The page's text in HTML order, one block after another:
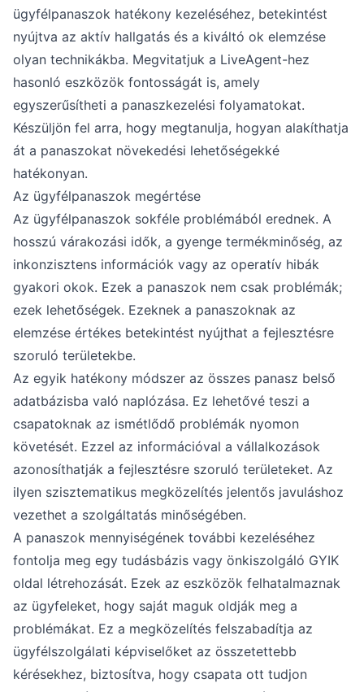
ügyfélpanaszok hatékony kezeléséhez, betekintést
nyújtva az aktív hallgatás és a kiváltó ok elemzése
olyan technikákba. Megvitatjuk a LiveAgent-hez
hasonló eszközök fontosságát is, amely
egyszerűsítheti a panaszkezelési folyamatokat.
Készüljön fel arra, hogy megtanulja, hogyan alakíthatja
át a panaszokat növekedési lehetőségekké
hatékonyan.
Az ügyfélpanaszok megértése
Az ügyfélpanaszok sokféle problémából erednek. A
hosszú várakozási idők, a gyenge termékminőség, az
inkonzisztens információk vagy az operatív hibák
gyakori okok. Ezek a panaszok nem csak problémák;
ezek lehetőségek. Ezeknek a panaszoknak az
elemzése értékes betekintést nyújthat a fejlesztésre
szoruló területekbe.
Az egyik hatékony módszer az összes panasz belső
adatbázisba való naplózása. Ez lehetővé teszi a
csapatoknak az ismétlődő problémák nyomon
követését. Ezzel az információval a vállalkozások
azonosíthatják a fejlesztésre szoruló területeket. Az
ilyen szisztematikus megközelítés jelentős javuláshoz
vezethet a szolgáltatás minőségében.
A panaszok mennyiségének további kezeléséhez
fontolja meg egy tudásbázis vagy önkiszolgáló GYIK
oldal létrehozását. Ezek az eszközök felhatalmaznak
az ügyfeleket, hogy saját maguk oldják meg a
problémákat. Ez a megközelítés felszabadítja az
ügyfélszolgálati képviselőket az összetettebb
kérésekhez, biztosítva, hogy csapata ott tudjon